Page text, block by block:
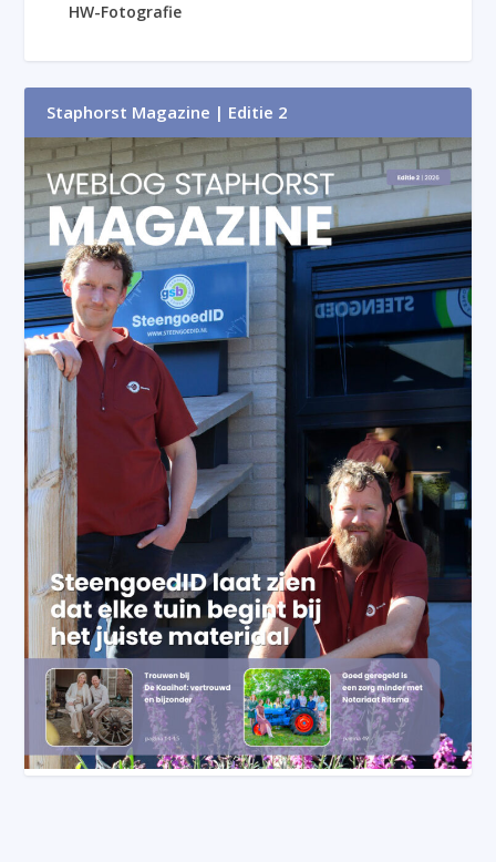
HW-Fotografie
Staphorst Magazine | Editie 2